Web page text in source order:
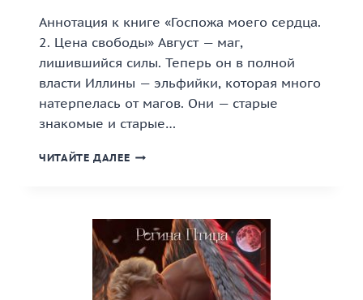
Аннотация к книге «Госпожа моего сердца.
2. Цена свободы» Август — маг,
лишившийся силы. Теперь он в полной
власти Иллины — эльфийки, которая много
натерпелась от магов. Они — старые
знакомые и старые…
ЧИТАЙТЕ ДАЛЕЕ «ГОСПОЖА
ЦЕНА
СВОБОДЫ»
КНИГА